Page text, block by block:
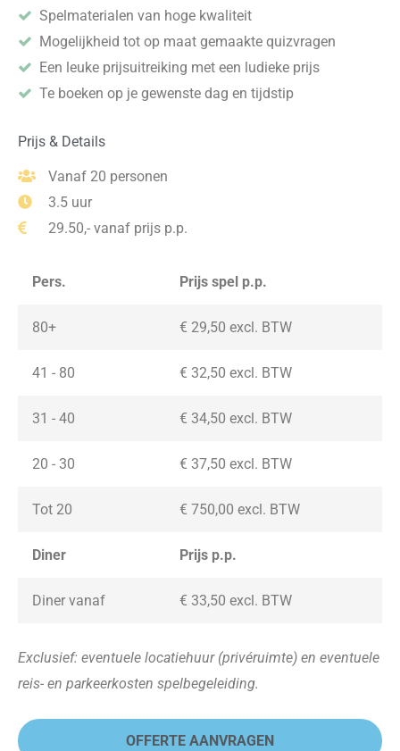
Spelmaterialen van hoge kwaliteit
Mogelijkheid tot op maat gemaakte quizvragen
Een leuke prijsuitreiking met een ludieke prijs
Te boeken op je gewenste dag en tijdstip
Prijs & Details
Vanaf 20 personen
3.5 uur
29.50,- vanaf prijs p.p.
Pers. Prijs spel p.p.
80+ € 29,50 excl. BTW
41 - 80 € 32,50 excl. BTW
31 - 40 € 34,50 excl. BTW
20 - 30 € 37,50 excl. BTW
Tot 20 € 750,00 excl. BTW
Diner Prijs p.p.
Diner vanaf € 33,50 excl. BTW
Exclusief: eventuele locatiehuur (privéruimte) en eventuele
reis- en parkeerkosten spelbegeleiding.
OFFERTE AANVRAGEN